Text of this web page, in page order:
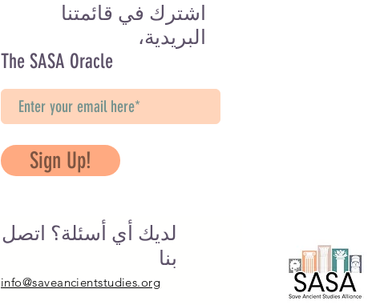
اشترك في قائمتنا
البريدية،
The SASA Oracle
Sign Up!
لديك أي أسئلة؟ اتصل
بنا
info@saveancientstudies.org